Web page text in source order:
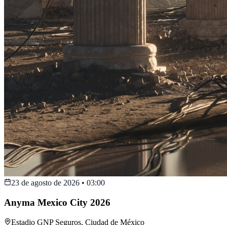
23 de agosto de 2026 • 03:00
Anyma Mexico City 2026
Estadio GNP Seguros, Ciudad de México